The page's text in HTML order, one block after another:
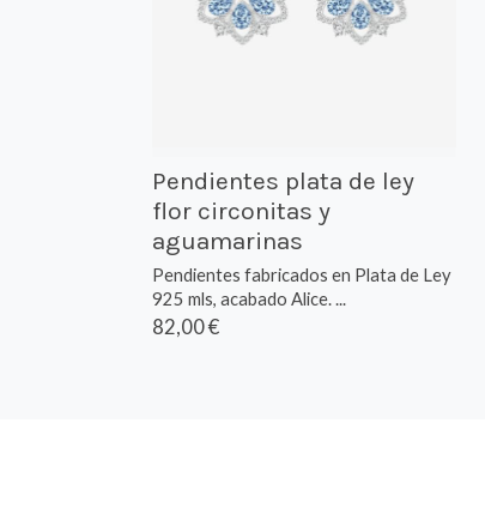
Pendientes plata de ley
flor circonitas y
aguamarinas
Pendientes fabricados en Plata de Ley
925 mls, acabado Alice. ...
82,00 €